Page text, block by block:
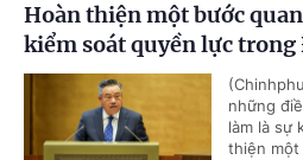
Hoàn thiện một bước
kiểm soát quyền lực trong
những
làm là sự
thiện một